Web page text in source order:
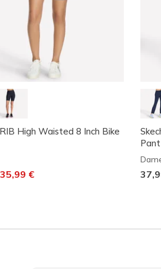
High Waisted 8 Inch Bike
von
35,99 €
Pant